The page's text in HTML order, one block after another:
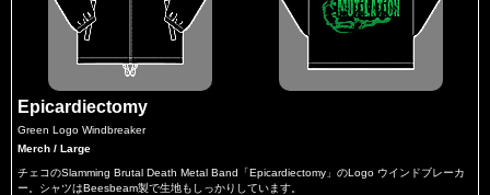
Epicardiectomy
Green Logo Windbreaker
Merch / Large
チェコのSlamming Brutal Death Metal Band「Epicardiectomy」のLogo ウインドブレーカ
ー。シャツはBeesbeam製で生地もしっかりしています。